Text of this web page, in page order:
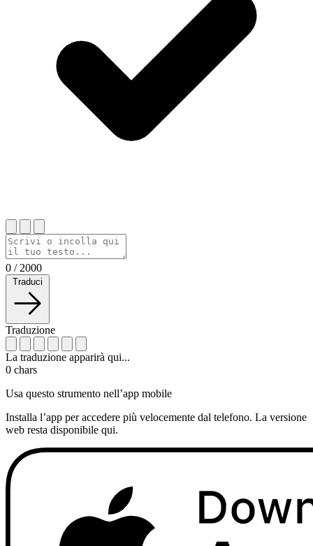
0 / 2000
Traduci
Traduzione
La traduzione apparirà qui...
0 chars
Usa questo strumento nell’app mobile
Installa l’app per accedere più velocemente dal telefono. La versione
web resta disponibile qui.